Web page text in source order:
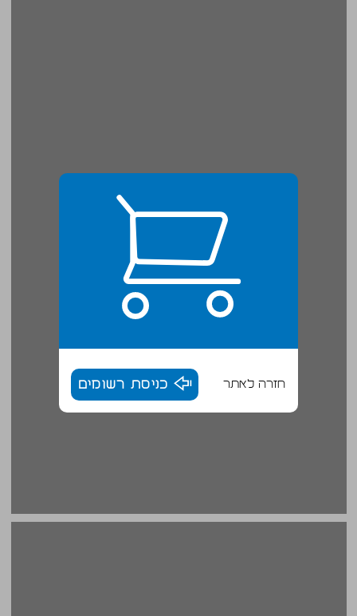
חזרה לאתר כניסת רשומים
מה עושה גלריה בשכונה? תחנות בחייה של גלריה קו 16, תל אביב What Does a Gallery Do in the Neighborhood? Stations in the Life of Kav 16, Tel Aviv ... 16